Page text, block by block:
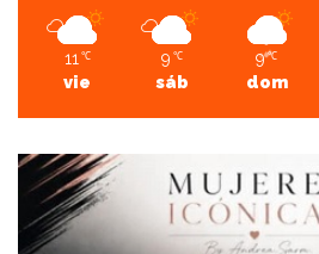
11 ℃
vie
9 ℃
sáb
9 ℃
dom